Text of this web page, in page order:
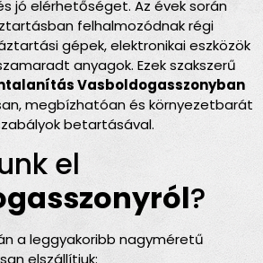
jó elérhetőséget. Az évek során
felhalmozódnak régi
gépek, elektronikai eszközök
anyagok. Ezek szakszerű
Vasboldogasszonyban
megbízhatóan és környezetbarát
betartásával.
el
?
a leggyakoribb nagyméretű